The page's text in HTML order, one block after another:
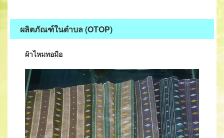
ผลิตภัณฑ์ในตำบล (OTOP)
ผ้าไหมทอมือ